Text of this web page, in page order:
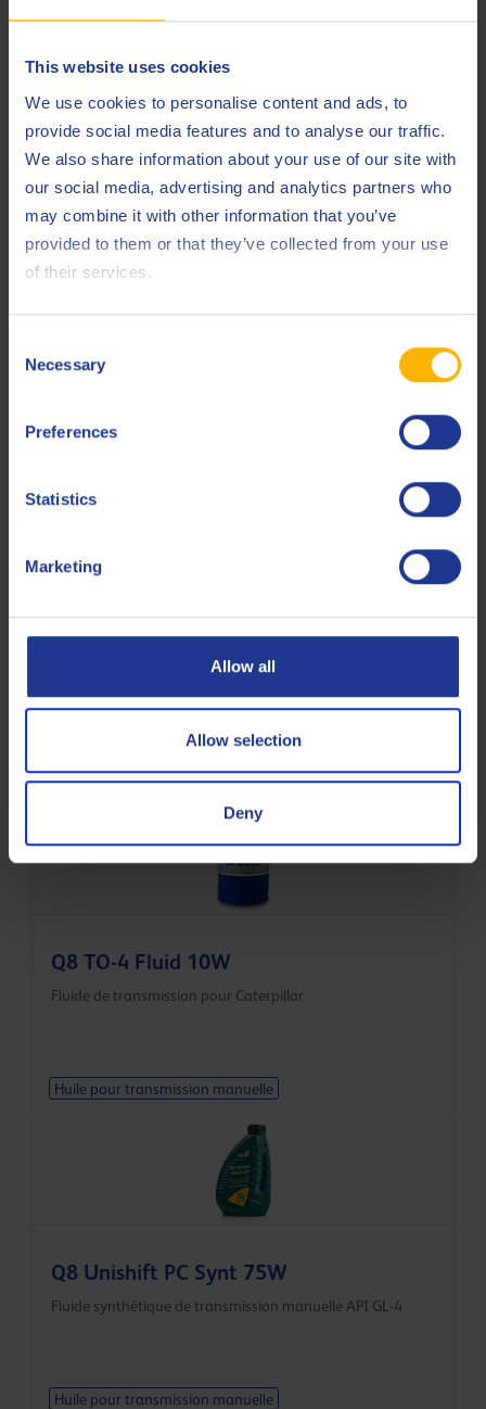
This website uses cookies
We use cookies to personalise content and ads, to
provide social media features and to analyse our traffic.
We also share information about your use of our site with
our social media, advertising and analytics partners who
may combine it with other information that you’ve
provided to them or that they’ve collected from your use
of their services.
Selection
Necessary
Preferences
Statistics
Marketing
Allow all
Allow selection
Deny
Scania STO 1:0
Scania STO 1:1 G
ZF TE-ML 02B
ZF
ZF TE-ML 07A
ZF
ZF
ZF TE-ML 21A
Less specifications
Produits connexes
Q8 TO-4 Fluid 10W
Fluide de transmission pour Caterpillar
Huile pour transmission manuelle
Q8 Unishift PC Synt 75W
Fluide synthétique de transmission manuelle API GL-4
Huile pour transmission manuelle